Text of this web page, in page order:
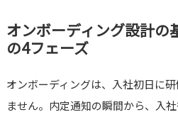
オンボーディング設計の
の4フェーズ
オンボーディングは、入社初日に
ません。内定通知の瞬間から、入